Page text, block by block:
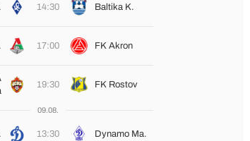
14:30 Baltika K.
17:00 FK Akron
19:30 FK Rostov
09.08.
13:30 Dynamo Ma.